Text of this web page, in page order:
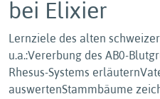
bei Elixier
Lernziele des alten
u.a.:Vererbung des AB0-
Rhesus-Systems
auswertenStammbäume